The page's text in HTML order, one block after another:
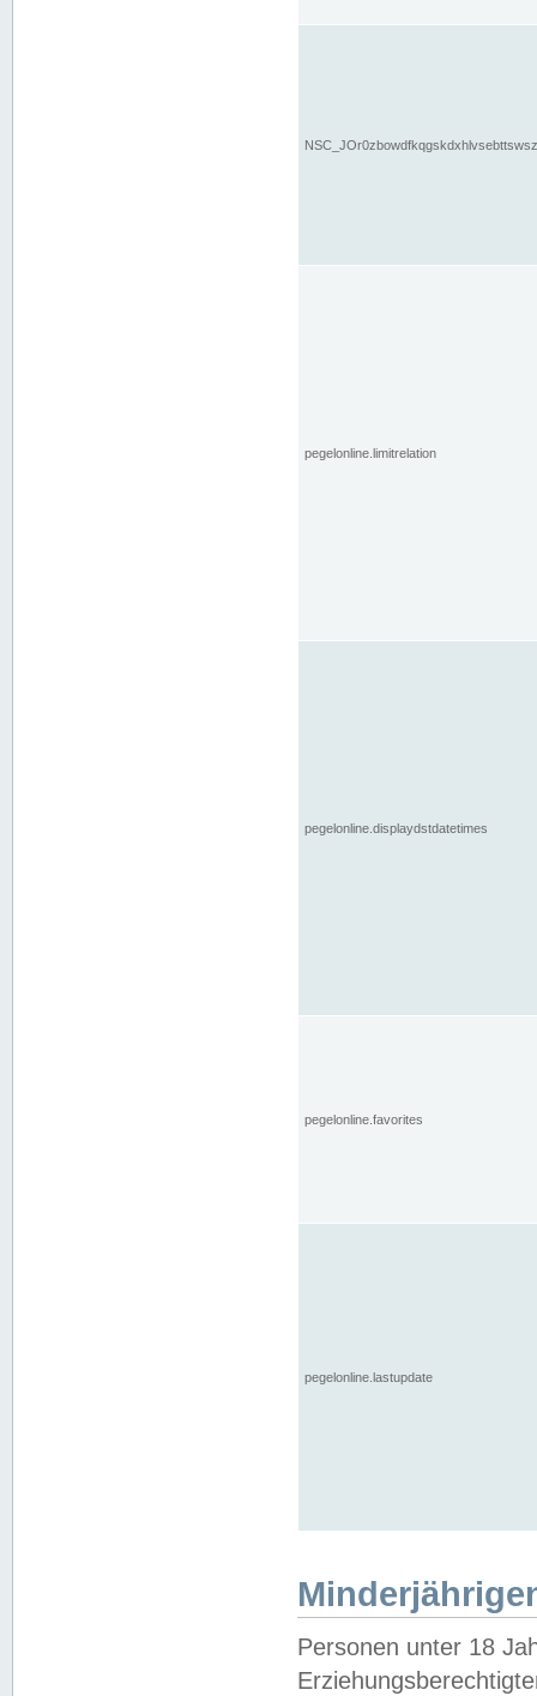
pegelonline.limitrelation
pegelonline.displaydstdatetimes
pegelonline.favorites
pegelonline.lastupdate
Personen unter 18